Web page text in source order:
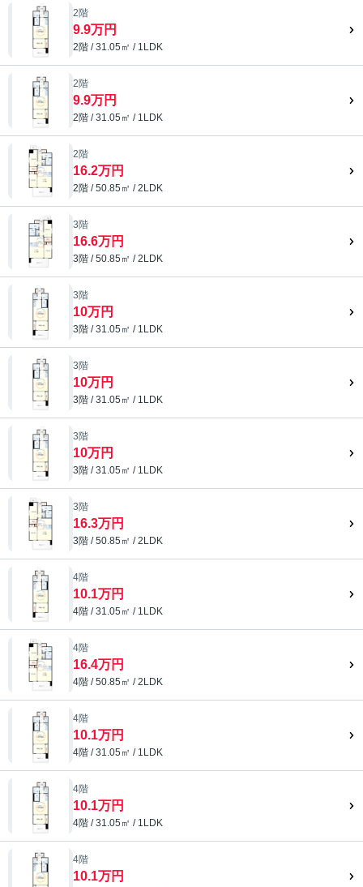
2階
9.9万円
2階 / 31.05㎡ / 1LDK
2階
9.9万円
2階 / 31.05㎡ / 1LDK
2階
16.2万円
2階 / 50.85㎡ / 2LDK
3階
16.6万円
3階 / 50.85㎡ / 2LDK
3階
10万円
3階 / 31.05㎡ / 1LDK
3階
10万円
3階 / 31.05㎡ / 1LDK
3階
10万円
3階 / 31.05㎡ / 1LDK
3階
16.3万円
3階 / 50.85㎡ / 2LDK
4階
10.1万円
4階 / 31.05㎡ / 1LDK
4階
16.4万円
4階 / 50.85㎡ / 2LDK
4階
10.1万円
4階 / 31.05㎡ / 1LDK
4階
10.1万円
4階 / 31.05㎡ / 1LDK
4階
10.1万円